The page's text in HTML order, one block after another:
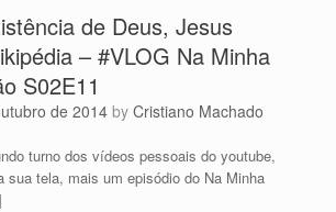
de Deus, Jesus
– #VLOG Na Minha
S02E11
de 2014 by Cristiano Machado
turno dos vídeos pessoais do youtube,
sua tela, mais um episódio do Na Minha